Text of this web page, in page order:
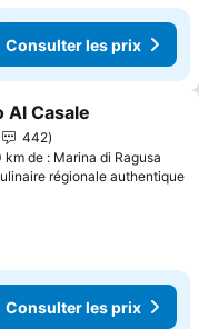
Consulter les prix
mes favoris
Casale
442
km de : Marina di Ragusa
régionale authentique
Consulter les prix